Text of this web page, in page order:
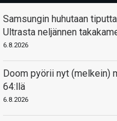
Samsungin huhutaan
Ultrasta neljännen
6.8.2026
Doom pyörii nyt (melkein)
64:llä
6.8.2026